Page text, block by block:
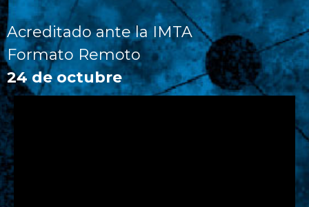
Acreditado ante la IMTA
Formato Remoto
24 de octubre